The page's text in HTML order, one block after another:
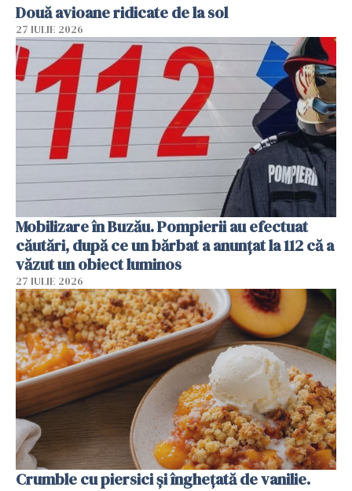
Două avioane ridicate de la sol
27 IULIE 2026
Mobilizare în Buzău. Pompierii au efectuat
căutări, după ce un bărbat a anunțat la 112 că a
văzut un obiect luminos
27 IULIE 2026
Crumble cu piersici și înghețată de vanilie.